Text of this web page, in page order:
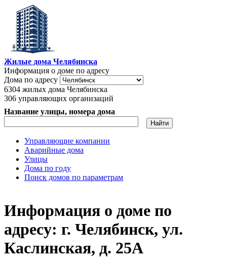
Перейти к основному содержанию
Жилые дома Челябинска
Информация о доме по адресу
Дома по адресу
6304 жилых дома Челябинска
306 управляющих организаций
Название улицы, номера дома
Главное меню
Управляющие компании
Аварийные дома
Улицы
Дома по году
Поиск домов по параметрам
Информация о доме по
адресу: г. Челябинск, ул.
Каслинская, д. 25А